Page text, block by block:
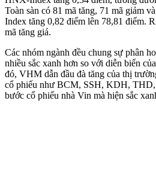
Toàn sàn có 81 mã tăng, 71 mã giảm
Index tăng 0,82 điểm lên 78,81 điểm.
mã tăng giá.
Các nhóm ngành đều chung sự phân
nhiều sắc xanh hơn so với diễn biến
đó, VHM dẫn đầu đà tăng của thị
cổ phiếu như BCM, SSH, KDH,
bước cổ phiếu nhà Vin mà hiện sắc